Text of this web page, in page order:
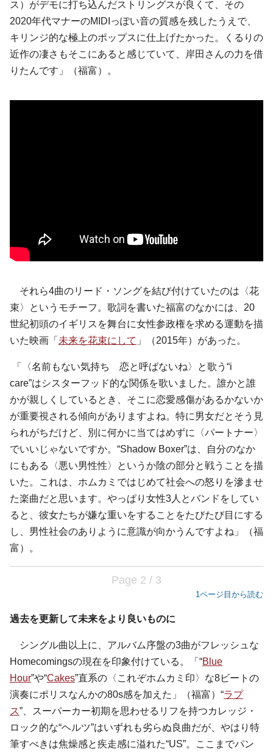
ス）がデモに打ち込んだストリングスが良くて、その
2020年代マナーのMIDIっぽい音の質感を残したうえで、
キリンジ的な極上のポップスに仕上げたかった。くるりの
近作の凄さもそこにあると感じていて、岸田さんの力を借
りたんです」（福富）。
それら4曲のリード・ソングを結び付けていたのは〈花
束〉というモチーフ。歌詞を書いた福富のなかには、20
世紀初頭のイギリスを舞台に女性参政権を求める運動を描
いた映画「 未来を花束にして 」（2015年）があった。
「〈名前もない気持ち 恋と呼ばないね〉と歌う“i
care”はシスターフッド的な関係を歌いました。誰かと誰
かが親しくしているとき、そこに恋愛感傷があるかないか
が重要視される傾向がありますよね。特に男女だとそう見
られがちだけど、別に何かに当てはめずに〈パートナー〉
でいいじゃないですか。“Shadow Boxer”は、自分のなか
にもある〈悪い男性性〉というか陰の部分と戦うことを描
いた。これは、ホムカミではじめて社会への怒りを滲ませ
た楽曲だと思います。やっぱり女性3人とバンドをしてい
ると、彼女たちが嫌な重いをすることをたびたび目にする
し、男性社会のありように意識が向かうんですよね」（福
富）。
Page 2 / 3
1ページ目から読む
過去を更新して未来をより良いものに
シングル曲以上に、アルバム序盤の3曲がフレッシュな
Homecomingsの現在を印象付けている。「“Blue
Hour”や“Cakes”直系の〈これぞホムカミ印〉な8ビートの
演奏にポリスなんかの80s感を加えた」（福富）“ラプ
ス”、スーパーカー初期を思わせるリフを持つカレッジ・
ロック的な“ヘルツ”はいずれも劣らぬ良曲だが、やはり特
筆すべきは焦燥感と疾走感に溢れた“US”。ここまでパン